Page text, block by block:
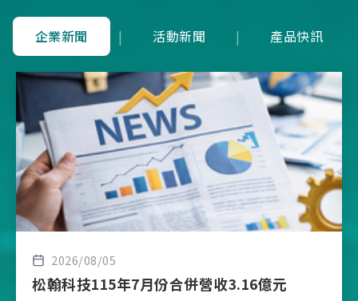
企業新聞 | 活動新聞 | 產品快訊
2026/08/05
松翰科技115年7月份合併營收3.16億元